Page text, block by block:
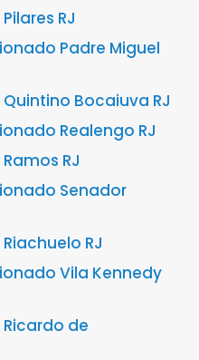
RJ
Padre Miguel
Bocaiuva RJ
Realengo RJ
RJ
Senador
RJ
Vila Kennedy
de